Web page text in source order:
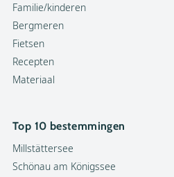
Familie/kinderen
Bergmeren
Fietsen
Recepten
Materiaal
Top 10 bestemmingen
Millstättersee
Schönau am Königssee